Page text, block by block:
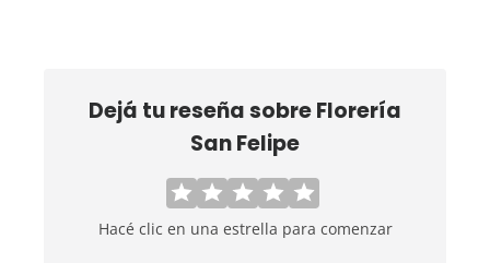
Dejá tu reseña sobreFlorería
San Felipe
Hacé clic en una estrella para comenzar